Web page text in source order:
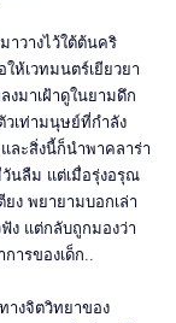
าวางไว้ใต้ต้นคริ
ห้เวทมนตร์เยียวยา
งมาเฝ้าดูในยามดึก
วเท่ามนุษย์ที่กำลัง
ละสิ่งนี้ก็นำพาคลาร่า
นลืม แต่เมื่อรุ่งอรุณ
ง พยายามบอกเล่า
ง แต่กลับถูกมองว่า
ารของเด็ก..
างจิตวิทยาของ